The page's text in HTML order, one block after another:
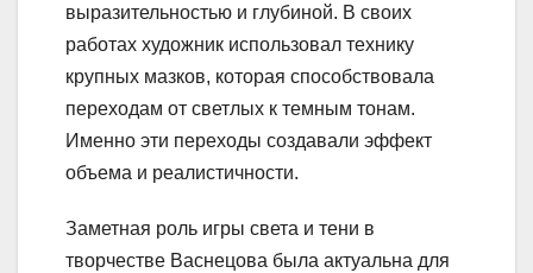
выразительностью и глубиной. В своих
работах художник использовал технику
крупных мазков, которая способствовала
переходам от светлых к темным тонам.
Именно эти переходы создавали эффект
объема и реалистичности.
Заметная роль игры света и тени в
творчестве Васнецова была актуальна для